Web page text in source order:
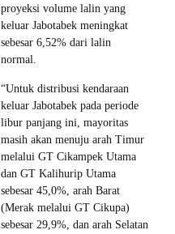
proyeksi volume lalin yang
keluar Jabotabek meningkat
sebesar 6,52% dari lalin
normal.
“Untuk distribusi kendaraan
keluar Jabotabek pada periode
libur panjang ini, mayoritas
masih akan menuju arah Timur
melalui GT Cikampek Utama
dan GT Kalihurip Utama
sebesar 45,0%, arah Barat
(Merak melalui GT Cikupa)
sebesar 29,9%, dan arah Selatan